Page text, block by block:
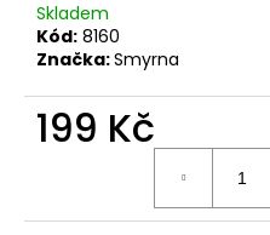
Skladem
Kód: 8160
Značka:Smyrna
199 Kč